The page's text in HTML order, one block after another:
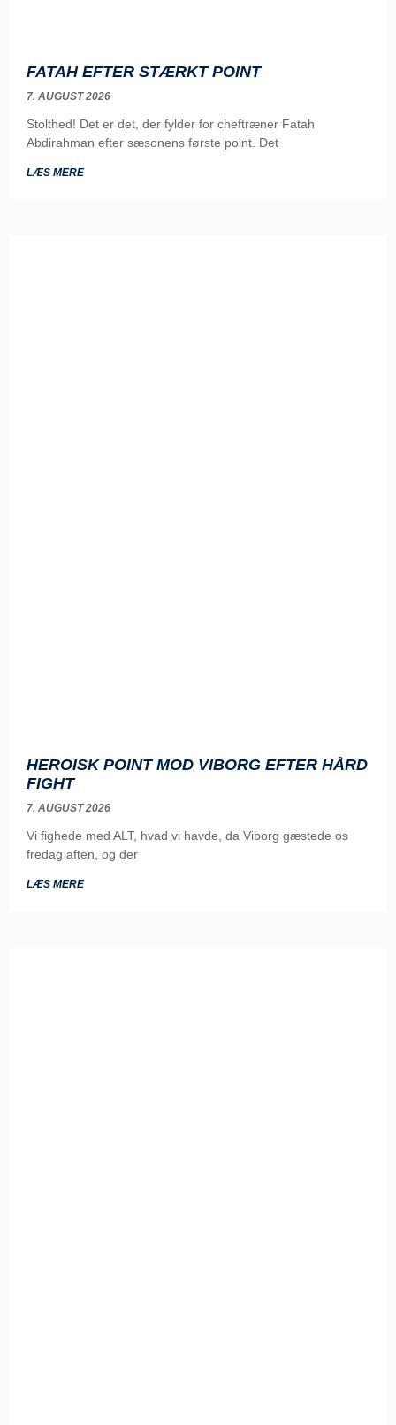
FATAH EFTER STÆRKT POINT
7. AUGUST 2026
Stolthed! Det er det, der fylder for cheftræner Fatah
Abdirahman efter sæsonens første point. Det
LÆS MERE
HEROISK POINT MOD VIBORG EFTER HÅRD
FIGHT
7. AUGUST 2026
Vi fighede med ALT, hvad vi havde, da Viborg gæstede os
fredag aften, og der
LÆS MERE